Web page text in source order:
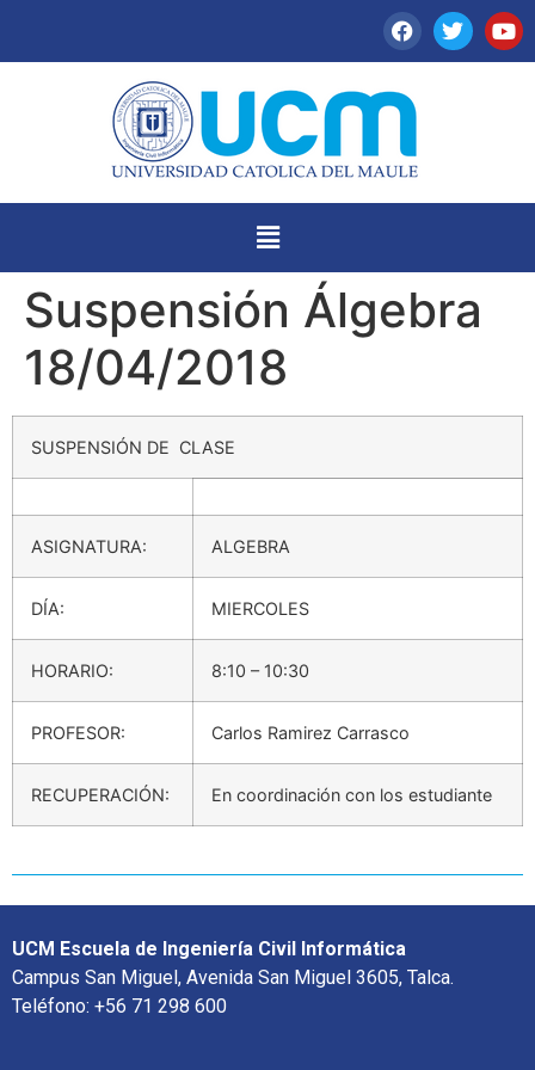
Suspensión Álgebra
18/04/2018
SUSPENSIÓN DE CLASE
ASIGNATURA: ALGEBRA
DÍA: MIERCOLES
HORARIO: 8:10 – 10:30
PROFESOR: Carlos Ramirez Carrasco
RECUPERACIÓN: En coordinación con los estudiante
UCM Escuela de Ingeniería Civil Informática
Campus San Miguel, Avenida San Miguel 3605, Talca.
Teléfono: +56 71 298 600